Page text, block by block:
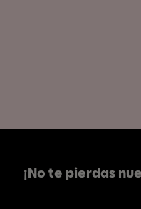
¡No te pierdas